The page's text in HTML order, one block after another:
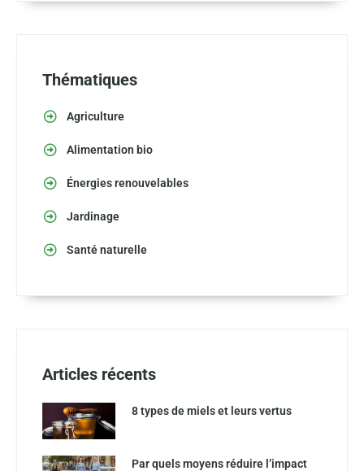
Thématiques
Agriculture
Alimentation bio
Énergies renouvelables
Jardinage
Santé naturelle
Articles récents
8 types de miels et leurs vertus
Par quels moyens réduire l’impact